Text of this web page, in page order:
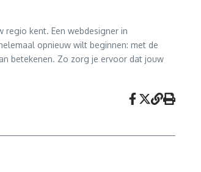
kent. Een webdesigner in
opnieuw wilt beginnen: met de
betekenen. Zo zorg je ervoor dat jouw